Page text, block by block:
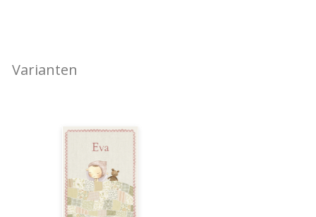
Varianten